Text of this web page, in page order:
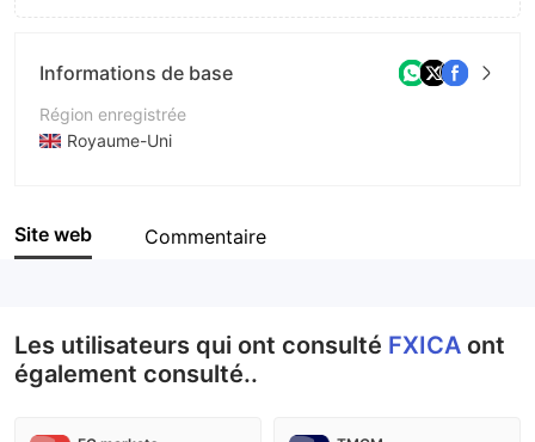
Informations de base
Région enregistrée
Royaume-Uni
Société
Site web Commentaire
Les utilisateurs qui ont consulté FXICA ont
également consulté..